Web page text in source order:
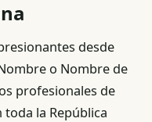
desde
o Nombre de
profesionales de
la República